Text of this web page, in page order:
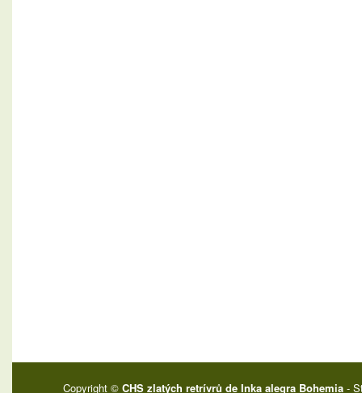
Copyright © CHS zlatých retrívrů de Inka alegra Bohemia -